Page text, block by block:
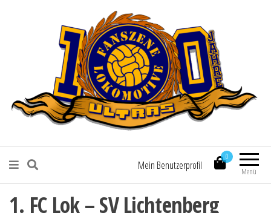
Fanszene Lokomotive Leipzig
Menü
0
Mein Benutzerprofil
1. FC Lok – SV Lichtenberg